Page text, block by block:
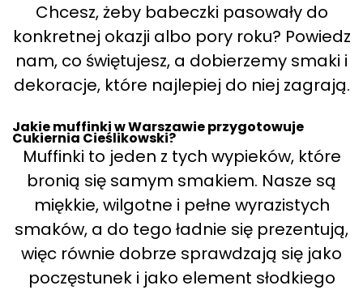
Chcesz, żeby babeczki pasowały do
konkretnej okazji albo pory roku? Powiedz
nam, co świętujesz, a dobierzemy smaki i
dekoracje, które najlepiej do niej zagrają.
Jakie muffinki w Warszawie przygotowuje
Cukiernia Cieślikowski?
Muffinki to jeden z tych wypieków, które
bronią się samym smakiem. Nasze są
miękkie, wilgotne i pełne wyrazistych
smaków, a do tego ładnie się prezentują,
więc równie dobrze sprawdzają się jako
poczęstunek i jako element słodkiego